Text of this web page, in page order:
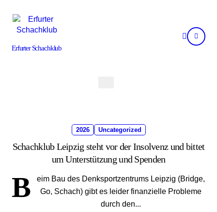
content
Erfurter Schachklub
2026 Uncategorized
Schachklub Leipzig steht vor der Insolvenz und bittet
um Unterstützung und Spenden
B
eim Bau des Denksportzentrums Leipzig (Bridge,
Go, Schach) gibt es leider finanzielle Probleme
durch den...